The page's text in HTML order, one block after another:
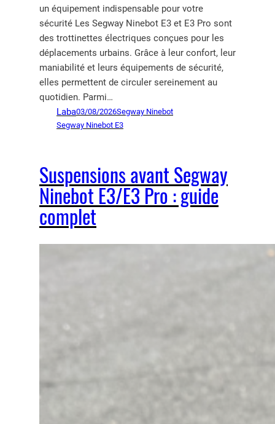
un équipement indispensable pour votre
sécurité Les Segway Ninebot E3 et E3 Pro sont
des trottinettes électriques conçues pour les
déplacements urbains. Grâce à leur confort, leur
maniabilité et leurs équipements de sécurité,
elles permettent de circuler sereinement au
quotidien. Parmi…
Laba03/08/2026Segway Ninebot
Segway Ninebot E3
Suspensions avant Segway
Ninebot E3/E3 Pro : guide
complet